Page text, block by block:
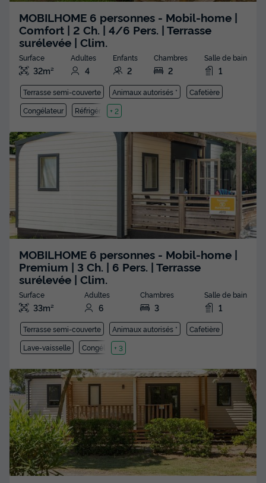
MOBILHOME 6 personnes - Mobil-home |
Comfort | 2 Ch. | 4/6 Pers. | Terrasse
surélevée | Clim.
Surface
32m²
Adultes
4
Enfants
2
Chambres
2
Salle de bain
1
Terrasse semi-couverte Animaux autorisés *
Cafetière
Congélateur
Réfrigérateur
+ 2
MOBILHOME 6 personnes - Mobil-home |
Premium | 3 Ch. | 6 Pers. | Terrasse
surélevée | Clim.
Surface
33m²
Adultes
6
Chambres
3
Salle de bain
1
Terrasse semi-couverte Animaux autorisés *
Cafetière
Lave-vaisselle
Congélateur
+ 3